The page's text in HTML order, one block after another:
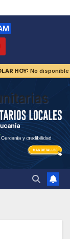
HOY: No disponible